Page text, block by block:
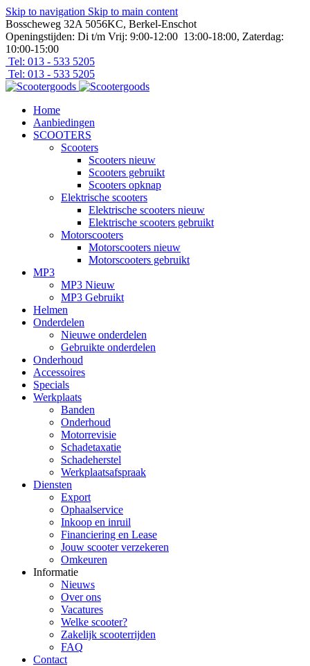
Skip to navigation Skip to main content
Bosscheweg 32A 5056KC, Berkel-Enschot
Openingstijden: Di t/m Vrij: 9:00-12:00 13:00-18:00, Zaterdag:
10:00-15:00
Tel: 013 - 533 5205
Tel: 013 - 533 5205
Home
Aanbiedingen
SCOOTERS
Scooters
Scooters nieuw
Scooters gebruikt
Scooters opknap
Elektrische scooters
Elektrische scooters nieuw
Elektrische scooters gebruikt
Motorscooters
Motorscooters nieuw
Motorscooters gebruikt
MP3
MP3 Nieuw
MP3 Gebruikt
Helmen
Onderdelen
Nieuwe onderdelen
Gebruikte onderdelen
Onderhoud
Accessoires
Specials
Werkplaats
Banden
Onderhoud
Motorrevisie
Schadetaxatie
Schadeherstel
Werkplaatsafspraak
Diensten
Export
Ophaalservice
Inkoop en inruil
Financiering en Lease
Jouw scooter verzekeren
Omkeuren
Informatie
Nieuws
Over ons
Vacatures
Welke scooter?
Zakelijk scooterrijden
FAQ
Contact